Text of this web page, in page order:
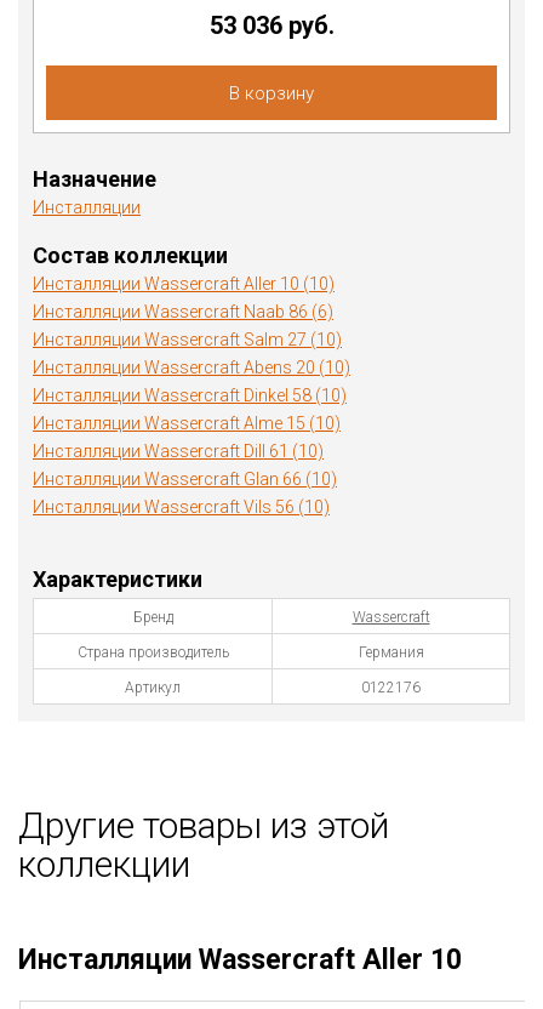
53 036 руб.
В корзину
Назначение
Инсталляции
Состав коллекции
Инсталляции Wassercraft Aller 10 (10)
Инсталляции Wassercraft Naab 86 (6)
Инсталляции Wassercraft Salm 27 (10)
Инсталляции Wassercraft Abens 20 (10)
Инсталляции Wassercraft Dinkel 58 (10)
Инсталляции Wassercraft Alme 15 (10)
Инсталляции Wassercraft Dill 61 (10)
Инсталляции Wassercraft Glan 66 (10)
Инсталляции Wassercraft Vils 56 (10)
Характеристики
Бренд Wassercraft
Страна производитель Германия
Артикул 0122176
Другие товары из этой
коллекции
Инсталляции Wassercraft Aller 10